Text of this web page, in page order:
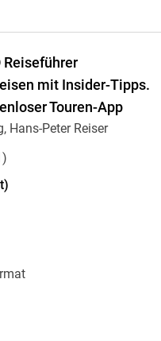
Reiseführer
mit Insider-Tipps.
Touren-App
Hans-Peter Reiser
)